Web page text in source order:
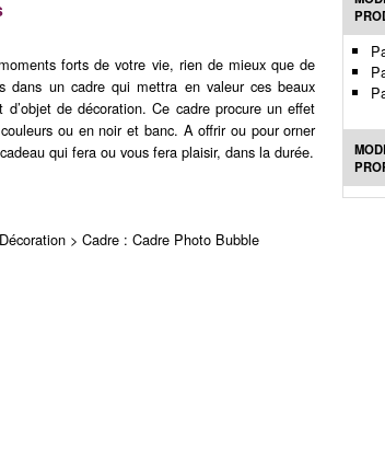
forts de votre vie, rien de mieux que de
dans un cadre qui mettra en valeur ces beaux
de décoration. Ce cadre procure un effet
ou en noir et banc. A offrir ou pour orner
qui fera ou vous fera plaisir, dans la durée.
> Cadre : Cadre Photo Bubble